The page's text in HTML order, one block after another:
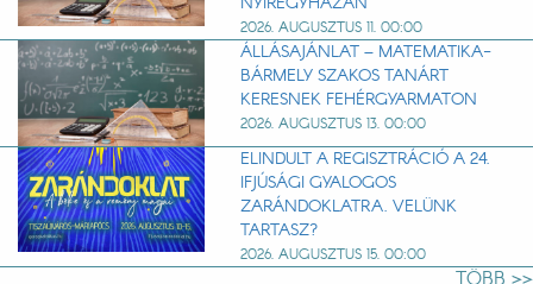
2026. AUGUSZTUS 11. 00:00
ÁLLÁSAJÁNLAT – MATEMATIKA-
BÁRMELY SZAKOS TANÁRT
KERESNEK FEHÉRGYARMATON
2026. AUGUSZTUS 13. 00:00
ELINDULT A REGISZTRÁCIÓ A 24.
IFJÚSÁGI GYALOGOS
ZARÁNDOKLATRA. VELÜNK
TARTASZ?
2026. AUGUSZTUS 15. 00:00